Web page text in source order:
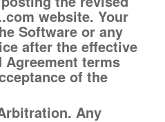
website. Your
Software or any
after the effective
terms
of the
Any